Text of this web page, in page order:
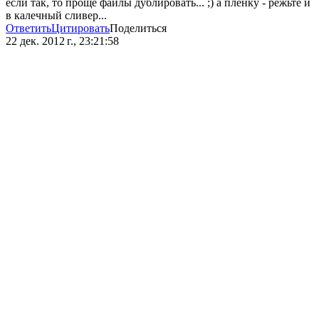
если так, то проще файлы дублировать... ;) а плёнку - режьте и
в калечный сливер...
ОтветитьЦитироватьПоделиться
22 дек. 2012 г., 23:21:58